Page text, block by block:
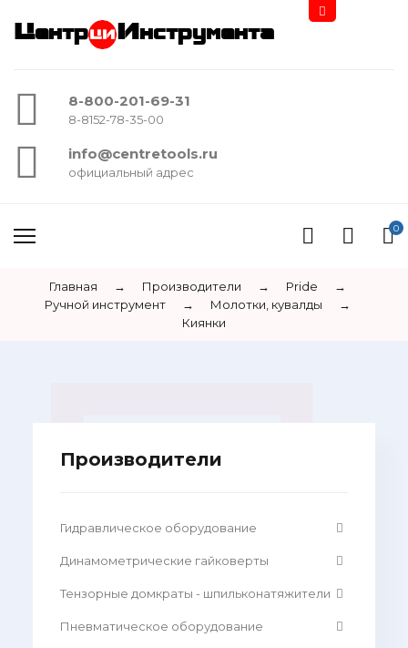
Центр Инструмента
8-800-201-69-31
8-8152-78-35-00
info@centretools.ru
официальный адрес
0
Главная → Производители → Pride
→
Ручной инструмент
→ Молотки, кувалды
→
Киянки
Производители
Гидравлическое оборудование
Динамометрические гайковерты
Тензорные домкраты - шпильконатяжители
Пневматическое оборудование